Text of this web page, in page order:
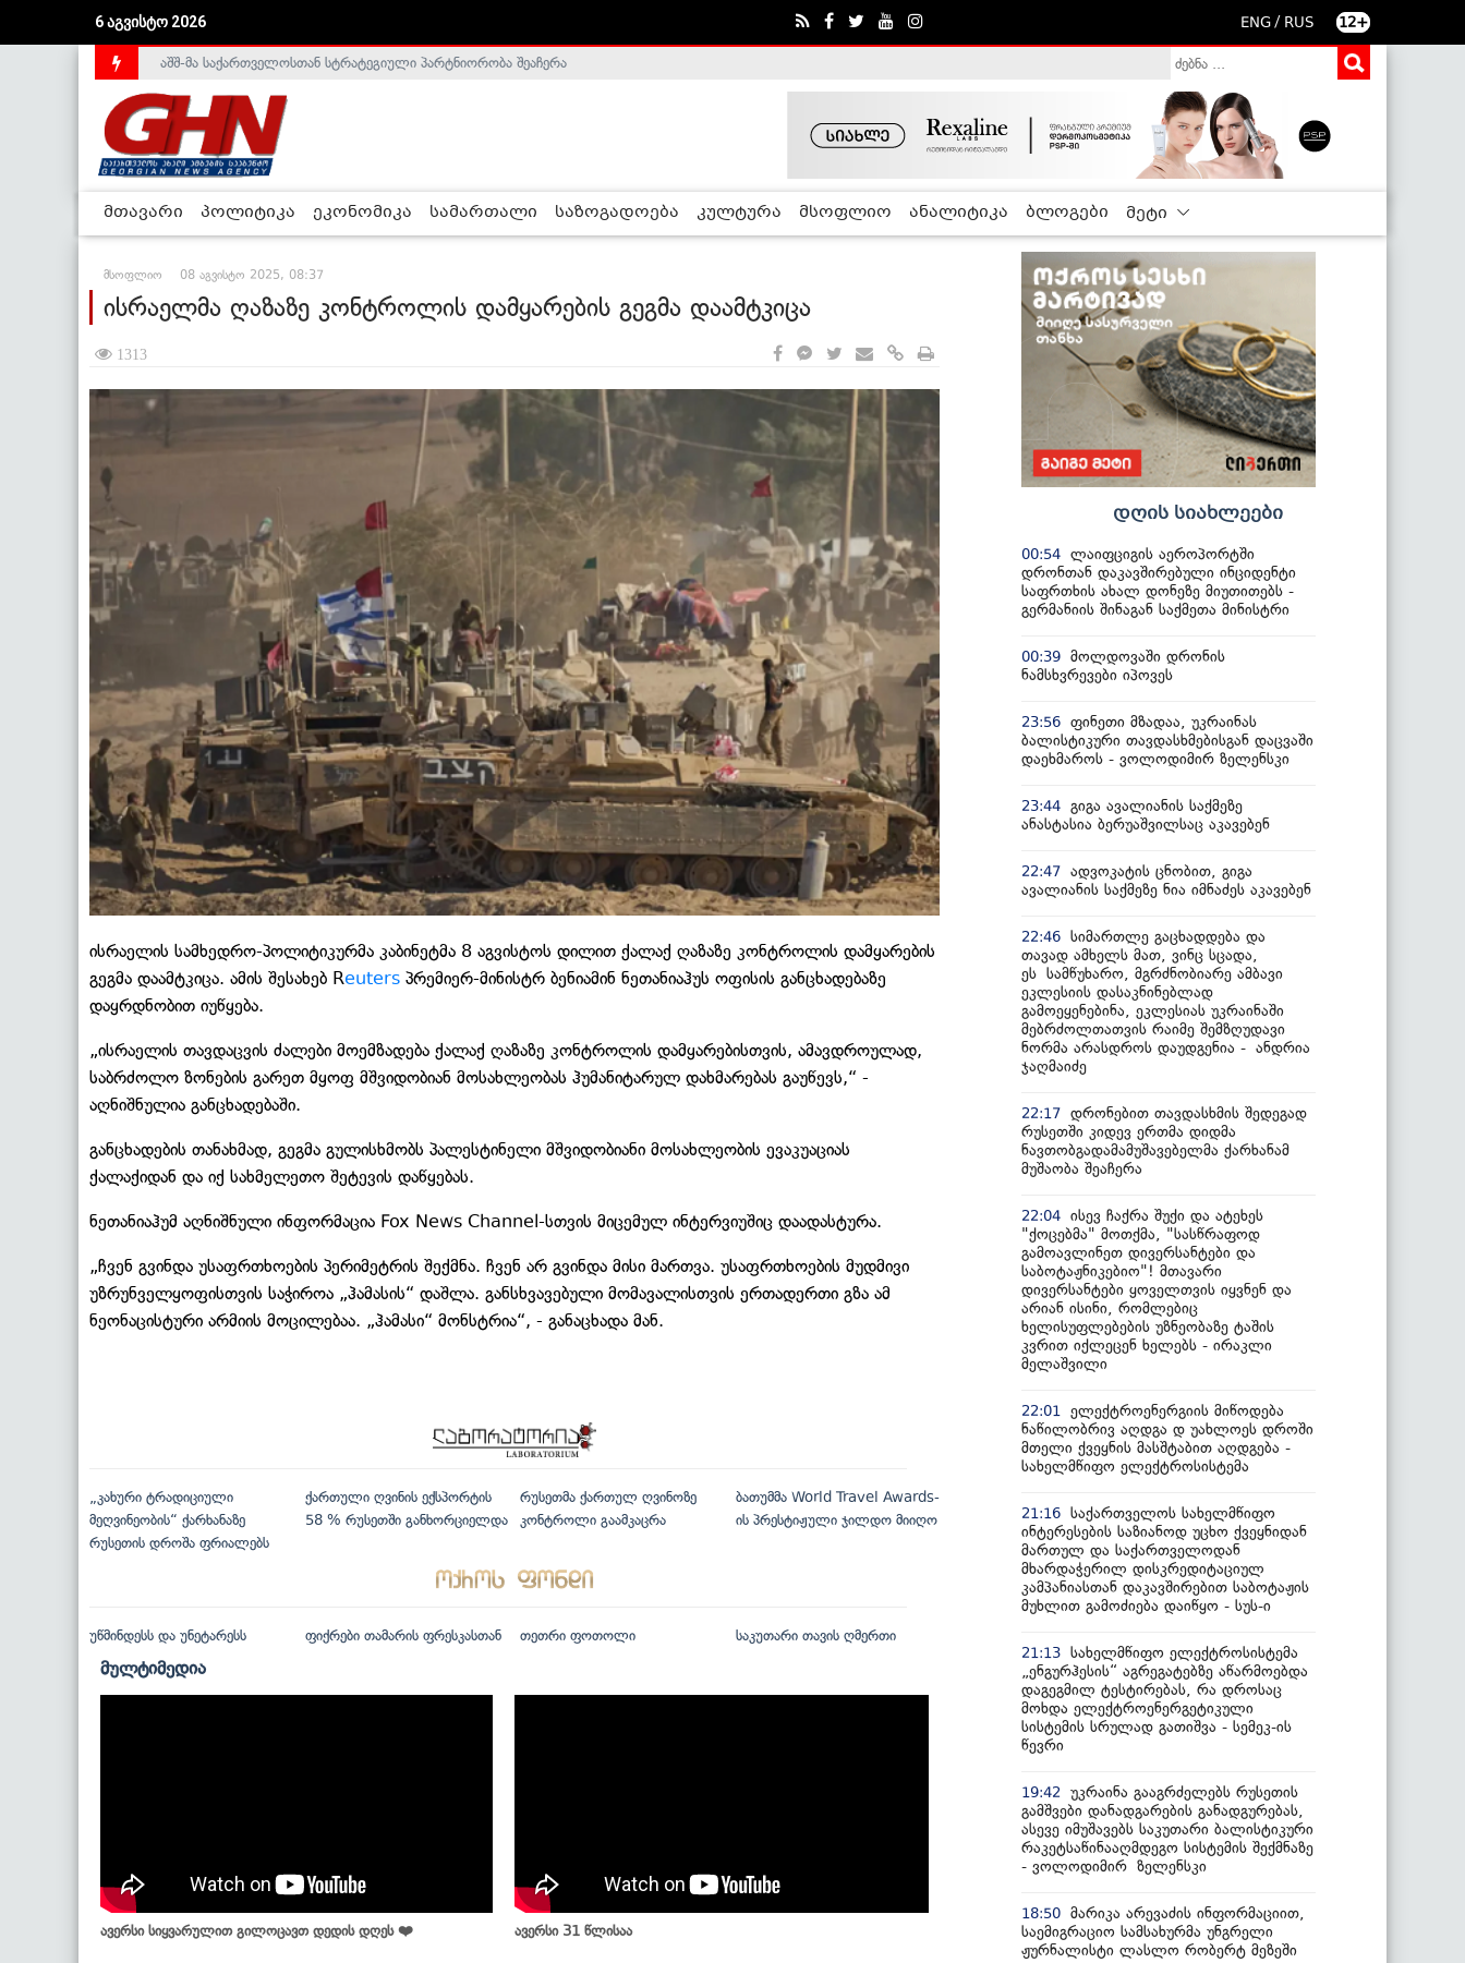
6 აგვისტო 2026 ENG / RUS 12+
საქართველოს დე-ფაქტო მთავრობა არალეგიტიმურია - ჰელსინკის კომისია
აშშ-მა საქართველოსთან სტრატეგიული პარტნიორობა შეაჩერა
მთავარი პოლიტიკა ეკონომიკა სამართალი საზოგადოება კულტურა მსოფლიო ანალიტიკა ბლოგები მეტი
მსოფლიო 08 აგვისტო 2025, 08:37
ისრაელმა ღაზაზე კონტროლის დამყარების გეგმა დაამტკიცა
1313
ისრაელის სამხედრო-პოლიტიკურმა კაბინეტმა 8 აგვისტოს დილით ქალაქ ღაზაზე კონტროლის დამყარების
გეგმა დაამტკიცა. ამის შესახებ Reuters პრემიერ-მინისტრ ბენიამინ ნეთანიაჰუს ოფისის განცხადებაზე
დაყრდნობით იუწყება.
„ისრაელის თავდაცვის ძალები მოემზადება ქალაქ ღაზაზე კონტროლის დამყარებისთვის, ამავდროულად,
საბრძოლო ზონების გარეთ მყოფ მშვიდობიან მოსახლეობას ჰუმანიტარულ დახმარებას გაუწევს,“ -
აღნიშნულია განცხადებაში.
განცხადების თანახმად, გეგმა გულისხმობს პალესტინელი მშვიდობიანი მოსახლეობის ევაკუაციას
ქალაქიდან და იქ სახმელეთო შეტევის დაწყებას.
ნეთანიაჰუმ აღნიშნული ინფორმაცია Fox News Channel-სთვის მიცემულ ინტერვიუშიც დაადასტურა.
„ჩვენ გვინდა უსაფრთხოების პერიმეტრის შექმნა. ჩვენ არ გვინდა მისი მართვა. უსაფრთხოების მუდმივი
უზრუნველყოფისთვის საჭიროა „ჰამასის“ დაშლა. განსხვავებული მომავალისთვის ერთადერთი გზა ამ
ნეონაცისტური არმიის მოცილებაა. „ჰამასი“ მონსტრია“, - განაცხადა მან.
„კახური ტრადიციული
მეღვინეობის“ ქარხანაზე
რუსეთის დროშა ფრიალებს
ქართული ღვინის ექსპორტის
58 % რუსეთში განხორციელდა
რუსეთმა ქართულ ღვინოზე
კონტროლი გაამკაცრა
ბათუმმა World Travel Awards-
ის პრესტიჟული ჯილდო მიიღო
უწმინდესს და უნეტარესს ფიქრები თამარის ფრესკასთან თეთრი ფოთოლი საკუთარი თავის ღმერთი
მულტიმედია
ავერსი სიყვარულით გილოცავთ დედის დღეს ❤️ ავერსი 31 წლისაა
დღის სიახლეები
00:54 ლაიფციგის აეროპორტში
დრონთან დაკავშირებული ინციდენტი
საფრთხის ახალ დონეზე მიუთითებს -
გერმანიის შინაგან საქმეთა მინისტრი
00:39 მოლდოვაში დრონის
ნამსხვრევები იპოვეს
23:56 ფინეთი მზადაა, უკრაინას
ბალისტიკური თავდასხმებისგან დაცვაში
დაეხმაროს - ვოლოდიმირ ზელენსკი
23:44 გიგა ავალიანის საქმეზე
ანასტასია ბერუაშვილსაც აკავებენ
22:47 ადვოკატის ცნობით, გიგა
ავალიანის საქმეზე ნია იმნაძეს აკავებენ
22:46 სიმართლე გაცხადდება და
თავად ამხელს მათ, ვინც სცადა,
ეს სამწუხარო, მგრძნობიარე ამბავი
ეკლესიის დასაკნინებლად
გამოეყენებინა, ეკლესიას უკრაინაში
მებრძოლთათვის რაიმე შემზღუდავი
ნორმა არასდროს დაუდგენია - ანდრია
ჯაღმაიძე
22:17 დრონებით თავდასხმის შედეგად
რუსეთში კიდევ ერთმა დიდმა
ნავთობგადამამუშავებელმა ქარხანამ
მუშაობა შეაჩერა
22:04 ისევ ჩაქრა შუქი და ატეხეს
"ქოცებმა" მოთქმა, "სასწრაფოდ
გამოავლინეთ დივერსანტები და
საბოტაჟნიკებიო"! მთავარი
დივერსანტები ყოველთვის იყვნენ და
არიან ისინი, რომლებიც
ხელისუფლებების უზნეობაზე ტაშის
კვრით იქლეცენ ხელებს - ირაკლი
მელაშვილი
22:01
ელექტროენერგიის მიწოდება
ნაწილობრივ აღდგა დ უახლოეს დროში
მთელი ქვეყნის მასშტაბით აღდგება -
სახელმწიფო ელექტროსისტემა
21:16 საქართველოს სახელმწიფო
ინტერესების საზიანოდ უცხო ქვეყნიდან
მართულ და საქართველოდან
მხარდაჭერილ დისკრედიტაციულ
კამპანიასთან დაკავშირებით საბოტაჟის
მუხლით გამოძიება დაიწყო - სუს-ი
21:13 სახელმწიფო ელექტროსისტემა
„ენგურჰესის“ აგრეგატებზე აწარმოებდა
დაგეგმილ ტესტირებას, რა დროსაც
მოხდა ელექტროენერგეტიკული
სისტემის სრულად გათიშვა - სემეკ-ის
წევრი
19:42
უკრაინა გააგრძელებს რუსეთის
გამშვები დანადგარების განადგურებას,
ასევე იმუშავებს საკუთარი ბალისტიკური
რაკეტსაწინააღმდეგო სისტემის შექმნაზე
- ვოლოდიმირ ზელენსკი
18:50 მარიკა არევაძის ინფორმაციით,
საემიგრაციო სამსახურმა უნგრელი
ჟურნალისტი ლასლო რობერტ მეზეში